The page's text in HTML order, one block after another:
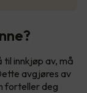
til innkjøp av, må
avgjøres av
forteller deg